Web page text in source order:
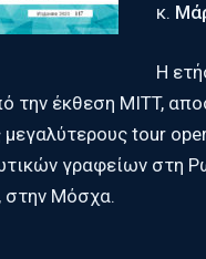
κ.
Η
την έκθεση MITT,
tour
γραφείων στη
στην Μόσχα.